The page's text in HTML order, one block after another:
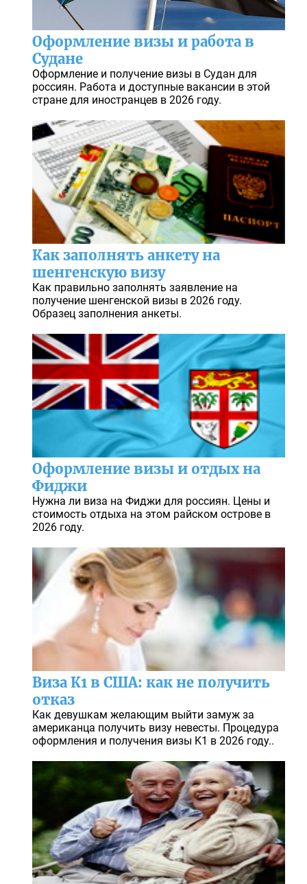
Оформление визы и работа в
Судане
Оформление и получение визы в Судан для
россиян. Работа и доступные вакансии в этой
стране для иностранцев в 2026 году.
Как заполнять анкету на
шенгенскую визу
Как правильно заполнять заявление на
получение шенгенской визы в 2026 году.
Образец заполнения анкеты.
Оформление визы и отдых на
Фиджи
Нужна ли виза на Фиджи для россиян. Цены и
стоимость отдыха на этом райском острове в
2026 году.
Виза К1 в США: как не получить
отказ
Как девушкам желающим выйти замуж за
американца получить визу невесты. Процедура
оформления и получения визы K1 в 2026 году..